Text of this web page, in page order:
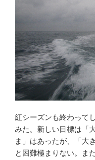
紅シーズンも終わって
みた。新しい目標は「
ま」はあったが、「大
と困難極まりない。ま